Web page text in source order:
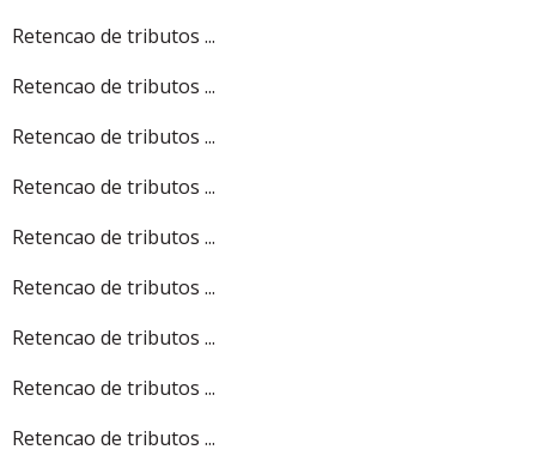
Retencao de tributos ...
Retencao de tributos ...
Retencao de tributos ...
Retencao de tributos ...
Retencao de tributos ...
Retencao de tributos ...
Retencao de tributos ...
Retencao de tributos ...
Retencao de tributos ...